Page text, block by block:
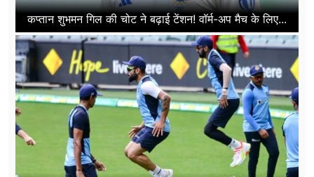
कप्तान शुभमन गिल की चोट ने बढ़ाई टेंशन! वॉर्म-अप मैच के लिए...